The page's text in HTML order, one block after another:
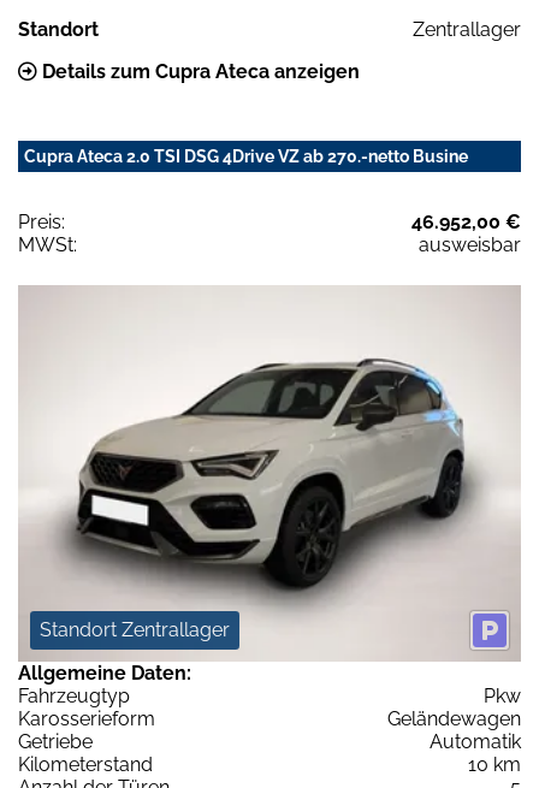
Standort
Zentrallager
Details zum Cupra Ateca anzeigen
Cupra Ateca 2.0 TSI DSG 4Drive VZ ab 270.-netto Busine
Preis:
46.952,00 €
MWSt:
ausweisbar
Standort Zentrallager
Allgemeine Daten:
Fahrzeugtyp
Pkw
Karosserieform
Geländewagen
Getriebe
Automatik
Kilometerstand
10 km